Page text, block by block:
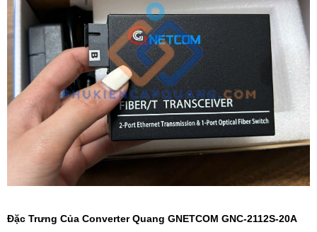
Đặc Trưng Của Converter Quang GNETCOM GNC-2112S-20A